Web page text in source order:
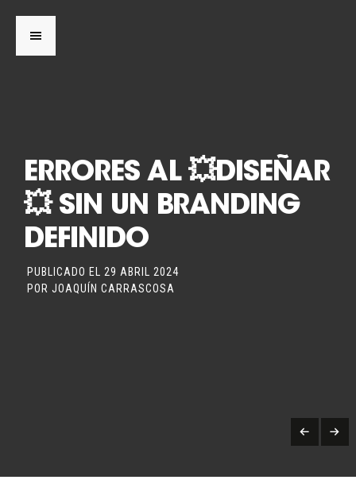
ERRORES AL 💥DISEÑAR
💥 SIN UN BRANDING
DEFINIDO
PUBLICADO EL 29 ABRIL 2024
POR JOAQUÍN CARRASCOSA